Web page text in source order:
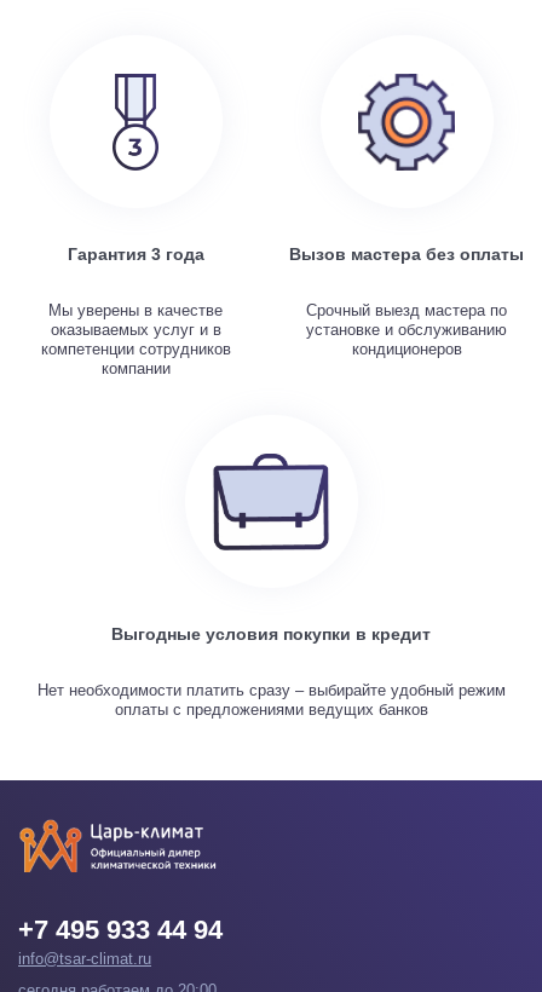
Гарантия 3 года
Мы уверены в качестве
оказываемых услуг и в
компетенции сотрудников
компании
Вызов мастера без оплаты
Срочный выезд мастера по
установке и обслуживанию
кондиционеров
Выгодные условия покупки в кредит
Нет необходимости платить сразу – выбирайте удобный режим
оплаты с предложениями ведущих банков
+7 495 933 44 94
info@tsar-climat.ru